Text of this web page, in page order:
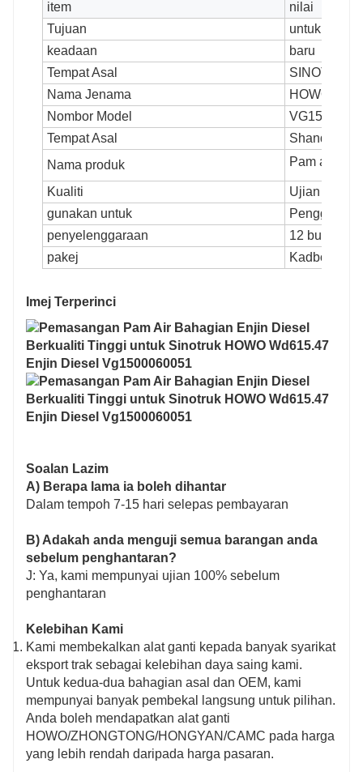
item
nilai
Tujuan
untuk
keadaan
baru
Tempat Asal
SINOTRUK
Nama Jenama
HOWO
Nombor Model
Tempat Asal
Shandong,
Nama produk
Pam air
Kualiti
Ujian
gunakan untuk
penyelenggaraan
12 bulan
pakej
Kadbod
Imej Terperinci
Soalan Lazim
A) Berapa lama ia boleh dihantar
Dalam tempoh 7-15 hari selepas pembayaran
B) Adakah anda menguji semua barangan anda
sebelum penghantaran?
J: Ya, kami mempunyai ujian 100% sebelum
penghantaran
Kelebihan Kami
Kami membekalkan alat ganti kepada banyak syarikat
eksport trak sebagai kelebihan daya saing kami.
Untuk kedua-dua bahagian asal dan OEM, kami
mempunyai banyak pembekal langsung untuk pilihan.
Anda boleh mendapatkan alat ganti
HOWO/ZHONGTONG/HONGYAN/CAMC pada harga
yang lebih rendah daripada harga pasaran.